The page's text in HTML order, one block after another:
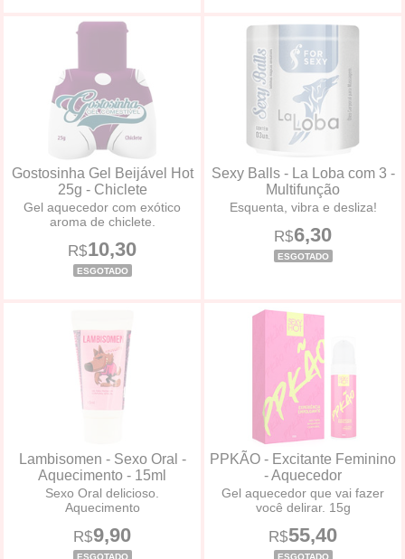
Gostosinha Gel Beijável Hot
25g - Chiclete
Gel aquecedor com exótico
aroma de chiclete.
R$10,30
ESGOTADO
Sexy Balls - La Loba com 3 -
Multifunção
Esquenta, vibra e desliza!
R$6,30
ESGOTADO
Lambisomen - Sexo Oral -
Aquecimento - 15ml
Sexo Oral delicioso.
Aquecimento
R$9,90
PPKÃO - Excitante Feminino
- Aquecedor
Gel aquecedor que vai fazer
você delirar. 15g
R$55,40